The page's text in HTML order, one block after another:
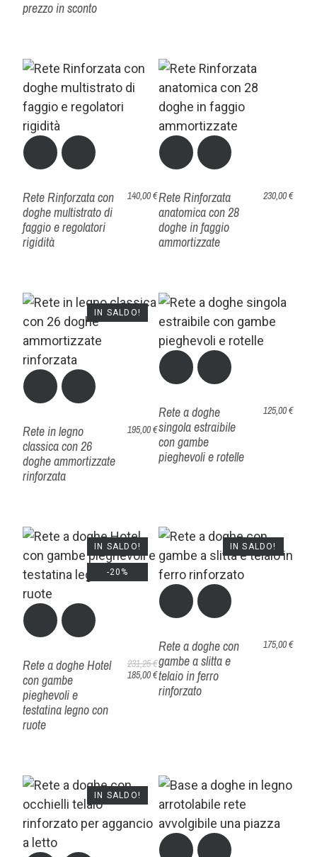
prezzo in sconto
Rete Rinforzata con
doghe multistrato di
faggio e regolatori
rigidità
140,00 €Rete Rinforzata
anatomica con 28
doghe in faggio
ammortizzate
230,00 €
Rete in legno
classica con 26
doghe ammortizzate
rinforzata
195,00 €
IN SALDO!
Rete a doghe
singola estraibile
con gambe
pieghevoli e rotelle
125,00 €
Rete a doghe Hotel
con gambe
pieghevoli e
testatina legno con
ruote
231,25 €
185,00 €
IN SALDO!
-20%
Rete a doghe con
gambe a slitta e
telaio in ferro
rinforzato
175,00 €
IN SALDO!
IN SALDO!